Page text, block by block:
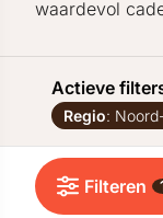
waardevol
Actieve
Regio:
Filteren